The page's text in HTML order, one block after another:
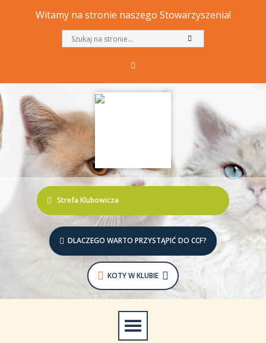
Witamy na stronie naszego Stowarzyszenia!
Strefa Klubowicza
DLACZEGO WARTO PRZYSTĄPIĆ DO CCF?
KOTY W KLUBIE